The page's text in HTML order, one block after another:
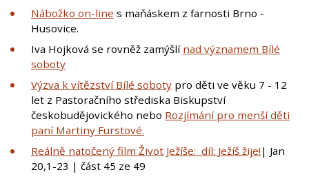
Nábožko on-line s maňáskem z farnosti Brno -
Husovice.
Iva Hojková se rovněž zamýšlí nad významem Bílé
soboty
Výzva k vítězství Bílé soboty pro děti ve věku 7 - 12
let z Pastoračního střediska Biskupství
českobudějovického nebo Rozjímání pro menší děti
paní Martiny Furstové.
Reálně natočený film Život Ježíše: díl: Ježíš žije! | Jan
20,1-23 | část 45 ze 49